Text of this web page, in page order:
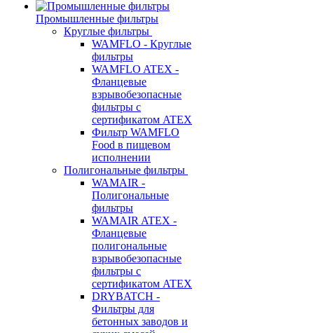
Промышленные фильтры
Круглые фильтры
WAMFLO - Круглые
фильтры
WAMFLO ATEX -
Фланцевые
взрывобезопасные
фильтры с
сертификатом ATEX
Фильтр WAMFLO
Food в пищевом
исполнении
Полигональные фильтры
WAMAIR -
Полигональные
фильтры
WAMAIR ATEX -
Фланцевые
полигональные
взрывобезопасные
фильтры с
сертификатом ATEX
DRYBATCH -
Фильтры для
бетонных заводов и